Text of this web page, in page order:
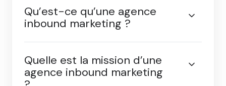
Questions fréquentes sur
les agences d'inbound
marketing.
Qu’est-ce qu’une agence
inbound marketing ?